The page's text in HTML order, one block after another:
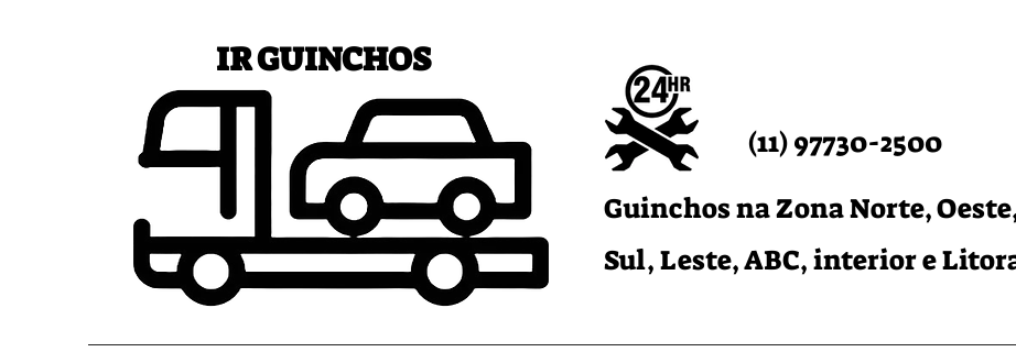
IR GUINCHOS
(11) 97730-2500
Guinchos na Zona Norte,
Sul, Leste, ABC, interior e